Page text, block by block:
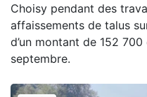
Choisy pendant des
affaissements de talus
d’un montant de 152
septembre.